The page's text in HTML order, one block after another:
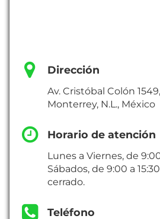
Dirección
Av. Cristóbal Colón
Monterrey, N.L., México
Horario de atención
Lunes a Viernes, de
Sábados, de 9:00 a
cerrado.
Teléfono